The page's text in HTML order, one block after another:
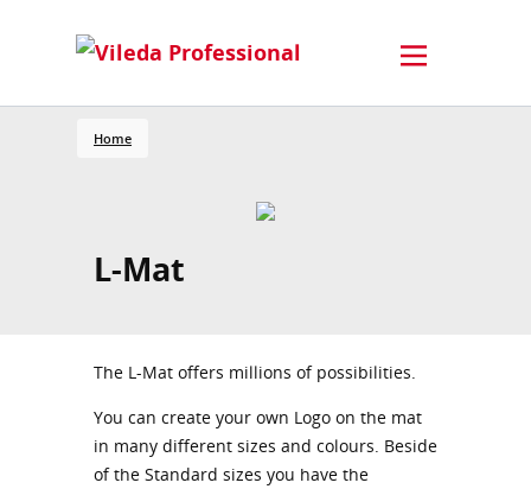
Home
L-Mat
The L-Mat offers millions of possibilities.
You can create your own Logo on the mat
in many different sizes and colours. Beside
of the Standard sizes you have the